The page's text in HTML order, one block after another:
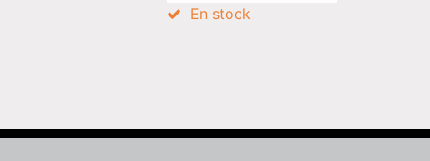
En stock